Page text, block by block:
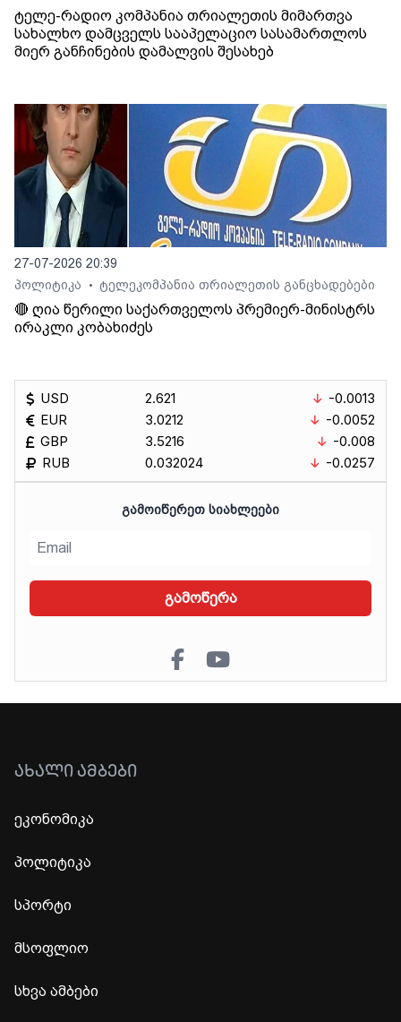
ტელე-რადიო კომპანია თრიალეთის მიმართვა
სახალხო დამცველს სააპელაციო სასამართლოს
მიერ განჩინების დამალვის შესახებ
27-07-2026 20:39
პოლიტიკა
• ტელეკომპანია თრიალეთის განცხადებები
🔴 ღია წერილი საქართველოს პრემიერ-მინისტრს
ირაკლი კობახიძეს
USD
EUR
GBP
RUB
2.621
3.0212
3.5216
0.032024
-0.0013
-0.0052
-0.008
-0.0257
ᲒᲐᲛᲝᲘᲬᲔᲠᲔᲗ ᲡᲘᲐᲮᲚᲔᲔᲑᲘ
გამოწერა
ᲐᲮᲐᲚᲘ ᲐᲛᲑᲔᲑᲘ
ეკონომიკა
პოლიტიკა
სპორტი
მსოფლიო
სხვა ამბები